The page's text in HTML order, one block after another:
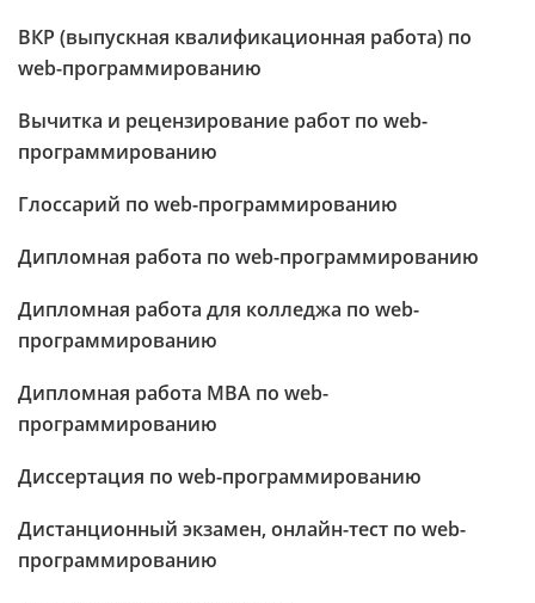
ВКР (выпускная квалификационная работа) по
web-программированию
Вычитка и рецензирование работ по web-
программированию
Глоссарий по web-программированию
Дипломная работа по web-программированию
Дипломная работа для колледжа по web-
программированию
Дипломная работа МВА по web-
программированию
Диссертация по web-программированию
Дистанционный экзамен, онлайн-тест по web-
программированию